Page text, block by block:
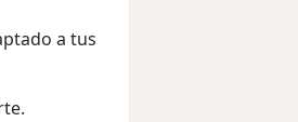
a tus